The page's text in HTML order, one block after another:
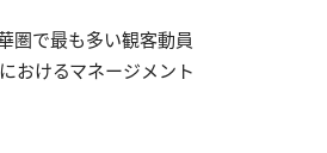
圏で最も多い観客動員
おけるマネージメント